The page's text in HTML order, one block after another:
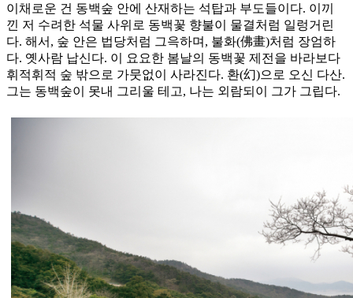
이채로운 건 동백숲 안에 산재하는 석탑과 부도들이다. 이끼
낀 저 수려한 석물 사위로 동백꽃 향불이 물결처럼 일렁거린
다. 해서, 숲 안은 법당처럼 그윽하며, 불화(佛畫)처럼 장엄하
다. 옛사람 납신다. 이 요요한 봄날의 동백꽃 제전을 바라보다
휘적휘적 숲 밖으로 가뭇없이 사라진다. 환(幻)으로 오신 다산.
그는 동백숲이 못내 그리울 테고, 나는 외람되이 그가 그립다.